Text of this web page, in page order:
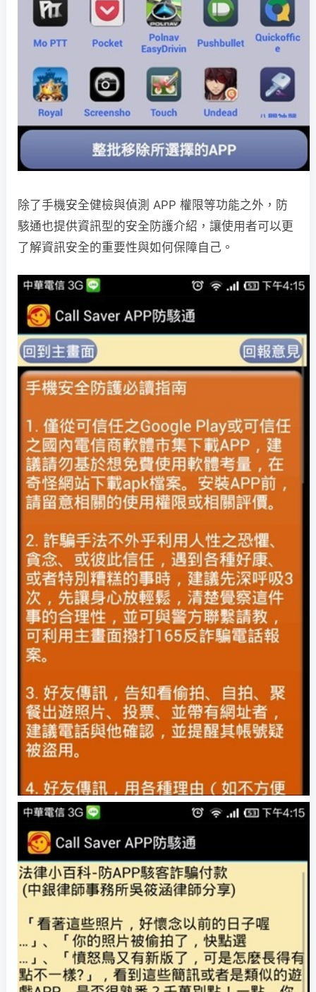
除了手機安全健檢與偵測 APP 權限等功能之外，防
駭通也提供資訊型的安全防護介紹，讓使用者可以更
了解資訊安全的重要性與如何保障自己。